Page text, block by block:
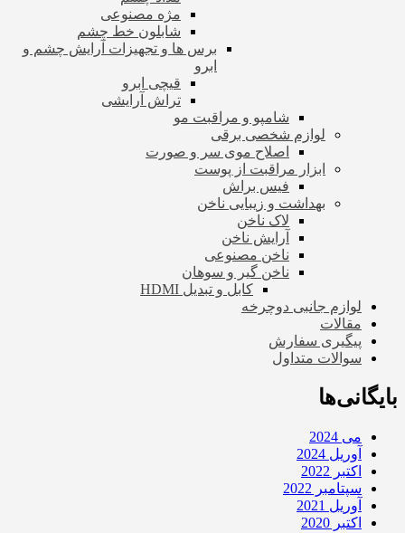
مژه مصنوعی
شابلون خط چشم
برس ها و تجهیزات آرایش چشم و
ابرو
قیچی ابرو
تراش آرایشی
شامپو و مراقبت مو
لوازم شخصی برقی
اصلاح موی سر و صورت
ابزار مراقبت از پوست
فیس براش
بهداشت و زیبایی ناخن
لاک ناخن
آرایش ناخن
ناخن مصنوعی
ناخن گیر و سوهان
کابل و تبدیل HDMI
لوازم جانبی دوچرخه
مقالات
پیگیری سفارش
سوالات متداول
بایگانی‌ها
می 2024
آوریل 2024
اکتبر 2022
سپتامبر 2022
آوریل 2021
اکتبر 2020